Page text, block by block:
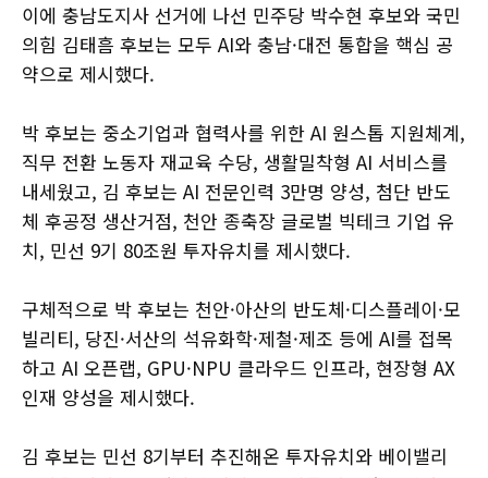
이에 충남도지사 선거에 나선 민주당 박수현 후보와 국민
의힘 김태흠 후보는 모두 AI와 충남·대전 통합을 핵심 공
약으로 제시했다.
박 후보는 중소기업과 협력사를 위한 AI 원스톱 지원체계,
직무 전환 노동자 재교육 수당, 생활밀착형 AI 서비스를
내세웠고, 김 후보는 AI 전문인력 3만명 양성, 첨단 반도
체 후공정 생산거점, 천안 종축장 글로벌 빅테크 기업 유
치, 민선 9기 80조원 투자유치를 제시했다.
구체적으로 박 후보는 천안·아산의 반도체·디스플레이·모
빌리티, 당진·서산의 석유화학·제철·제조 등에 AI를 접목
하고 AI 오픈랩, GPU·NPU 클라우드 인프라, 현장형 AX
인재 양성을 제시했다.
김 후보는 민선 8기부터 추진해온 투자유치와 베이밸리